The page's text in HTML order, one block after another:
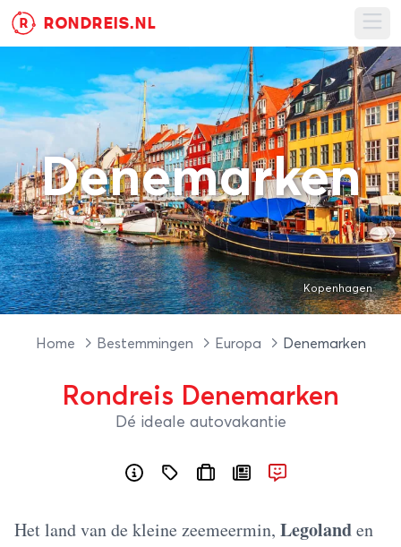
R RONDREIS.NL
Denemarken
Kopenhagen
Home Bestemmingen Europa Denemarken
Rondreis Denemarken
Dé ideale autovakantie
Het land van de kleine zeemeermin, Legolanden